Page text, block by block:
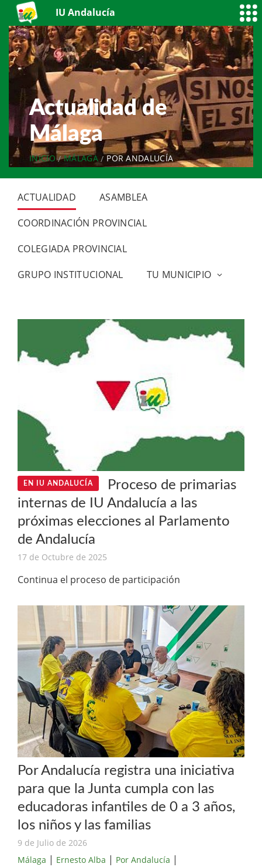
IU Andalucía
Actualidad de
Málaga
INICIO MÁLAGA POR ANDALUCÍA
ACTUALIDAD
ASAMBLEA
COORDINACIÓN PROVINCIAL
COLEGIADA PROVINCIAL
GRUPO INSTITUCIONAL
TU MUNICIPIO
EN IU ANDALUCÍA
Proceso de primarias
internas de IU Andalucía a las
próximas elecciones al Parlamento
de Andalucía
17 de Octubre de 2025
Continua el proceso de participación
Por Andalucía registra una iniciativa
para que la Junta cumpla con las
educadoras infantiles de 0 a 3 años,
los niños y las familias
9 de Julio de 2026
Málaga | Ernesto Alba | Por Andalucía |